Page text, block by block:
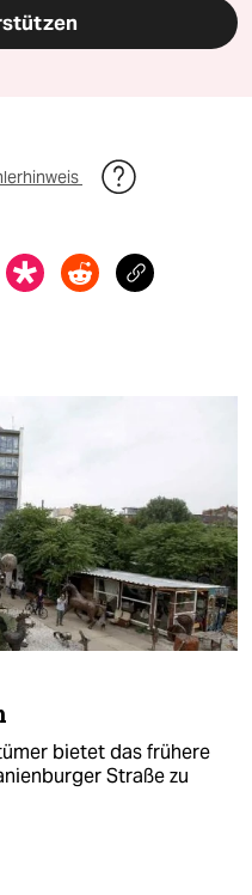
bietet das frühere
Straße zu